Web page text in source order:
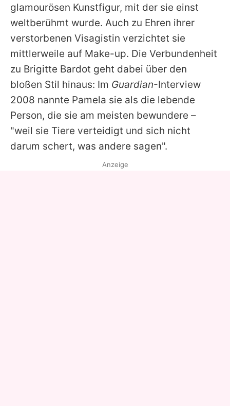
glamourösen Kunstfigur, mit der sie einst
weltberühmt wurde. Auch zu Ehren ihrer
verstorbenen Visagistin verzichtet sie
mittlerweile auf Make-up. Die Verbundenheit
zu Brigitte Bardot geht dabei über den
bloßen Stil hinaus: Im Guardian-Interview
2008 nannte Pamela sie als die lebende
Person, die sie am meisten bewundere –
"weil sie Tiere verteidigt und sich nicht
darum schert, was andere sagen".
Anzeige